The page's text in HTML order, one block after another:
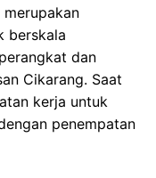
merupakan
berskala
dan
Cikarang. Saat
kerja untuk
penempatan